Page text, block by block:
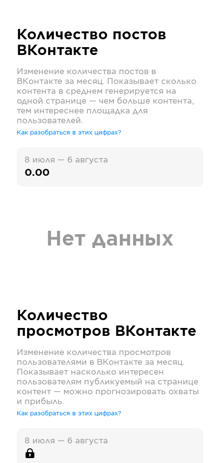
Количество постов
ВКонтакте
Изменение количества постов в
ВКонтакте за месяц. Показывает сколько
контента в среднем генерируется на
одной странице — чем больше контента,
тем интереснее площадка для
пользователей.
Как разобраться в этих цифрах?
8 июля — 6 августа
0.00
Нет данных
Количество
просмотров ВКонтакте
Изменение количества просмотров
пользователями в ВКонтакте за месяц.
Показывает насколько интересен
пользователям публикуемый на странице
контент — можно прогнозировать охваты
и прибыль.
Как разобраться в этих цифрах?
8 июля — 6 августа